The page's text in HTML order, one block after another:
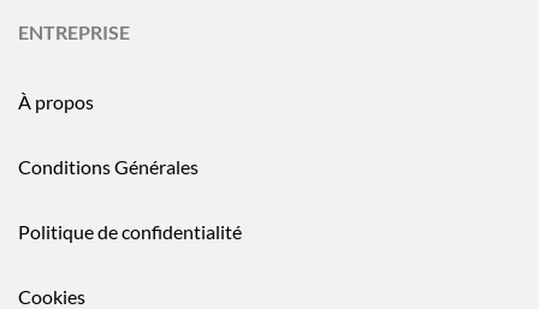
ENTREPRISE
À propos
Conditions Générales
Politique de confidentialité
Cookies